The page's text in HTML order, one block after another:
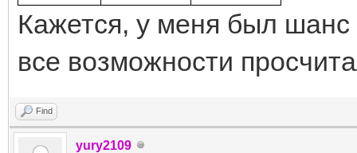
Кажется, у меня был шанс
все возможности
Find
yury2109